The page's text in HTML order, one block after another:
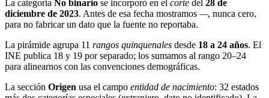
La categoría No binario se incorporó en el corte del 28 de
diciembre de 2023. Antes de esa fecha mostramos —, nunca cero,
para no fabricar un dato que la fuente no reportaba.
La pirámide agrupa 11 rangos quinquenales desde 18 a 24 años. El
INE publica 18 y 19 por separado; los sumamos al rango 20–24
para alinearnos con las convenciones demográficas.
La sección Origen usa el campo entidad de nacimiento: 32 estados